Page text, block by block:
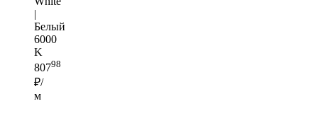
|
Белый
6000
K
80798
₽/
м